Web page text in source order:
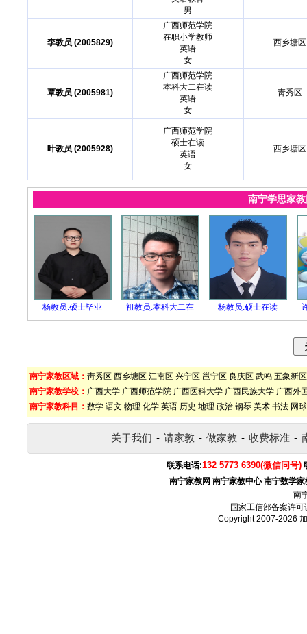
男
李教员 (2005829)
广西师范学院
在职小学教师
英语
女
西乡塘区
覃教员 (2005981)
广西师范学院
本科大二在读
英语
女
靑秀区
叶教员 (2005928)
广西师范学院
硕士在读
英语
女
西乡塘区
南宁学思家
杨教员.硕士毕业 祖教员.本科大二在 杨教员.硕士在读
南宁家教区域： 靑秀区 西乡塘区 江南区 兴宁区 邕宁区 良庆区 武鸣 五象新区
南宁家教学校： 广西大学 广西师范学院 广西医科大学 广西民族大学 广西外
南宁家教科目： 数学 语文 物理 化学 英语 历史 地理 政治 钢琴 美术 书法 网球
关于我们 - 请家教 - 做家教 - 收费标准 -
联系电话:132 5773 6390(微信同号)
南宁家教网 南宁家教中心 南宁数学家
南
国家工信部备案许可
Copyright 2007-2026